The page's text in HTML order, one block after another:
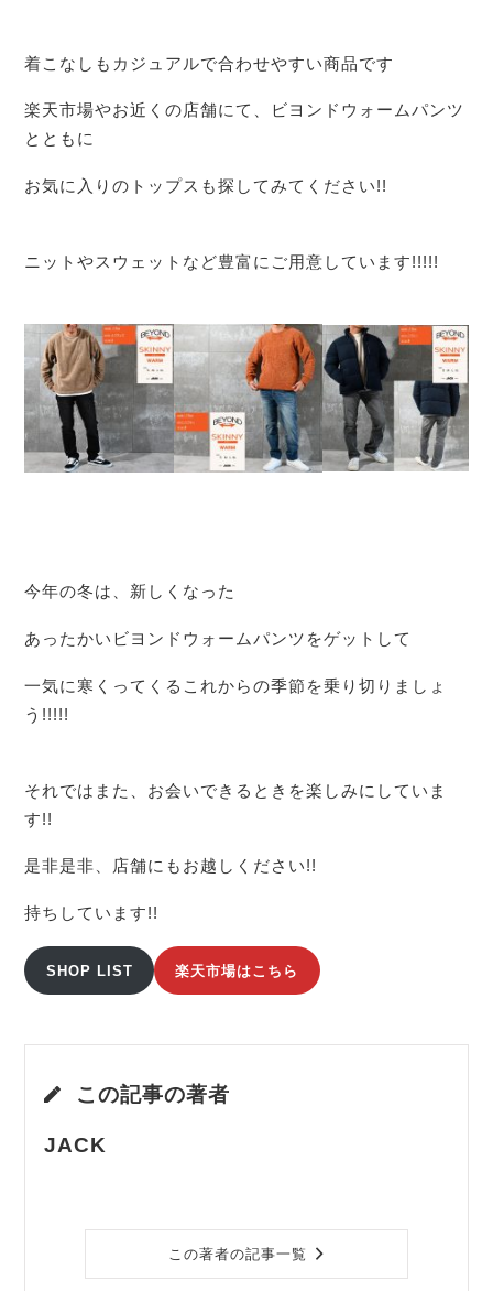
着こなしもカジュアルで合わせやすい商品です
楽天市場やお近くの店舗にて、ビヨンドウォームパンツ
とともに
お気に入りのトップスも探してみてください!!
ニットやスウェットなど豊富にご用意しています!!!!!
今年の冬は、新しくなった
あったかいビヨンドウォームパンツをゲットして
一気に寒くってくるこれからの季節を乗り切りましょ
う!!!!!
それではまた、お会いできるときを楽しみにしていま
す!!
是非是非、店舗にもお越しください!!
持ちしています!!
SHOP LIST 楽天市場はこちら
この記事の著者
JACK
この著者の記事一覧